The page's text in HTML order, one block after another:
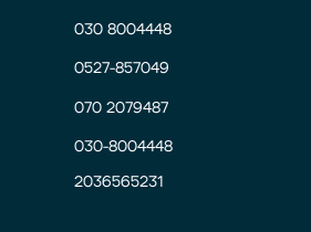
030 8004448
0527-857049
070 2079487
030-8004448
2036565231